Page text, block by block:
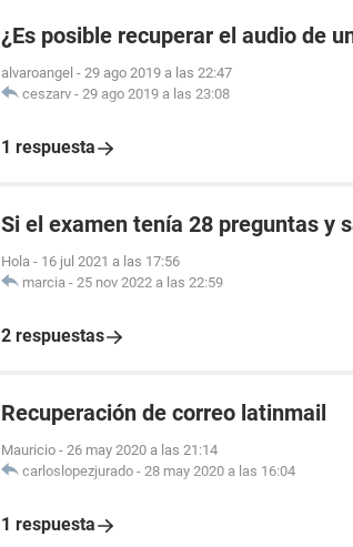
¿Es posible recuperar el audio de
alvaroangel - 29 ago 2019 a las 22:47
ceszarv - 29 ago 2019 a las 23:08
1 respuesta
Si el examen tenía 28 preguntas y
Hola - 16 jul 2021 a las 17:56
marcia - 25 nov 2022 a las 22:59
2 respuestas
Recuperación de correo latinmail
Mauricio - 26 may 2020 a las 21:14
carloslopezjurado - 28 may 2020 a las 16:04
1 respuesta